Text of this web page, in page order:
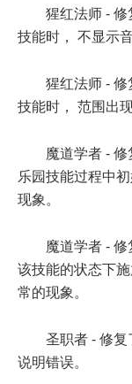
猩红法师 -
技能时， 不显示
猩红法师 -
技能时， 范围出
魔道学者 -
乐园技能过程中
现象。
魔道学者 -
该技能的状态下
常的现象。
圣职者 - 修
说明错误。